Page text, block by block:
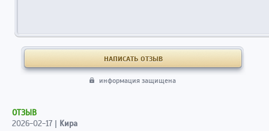
информация защищена
ОТЗЫВ
2026-02-17 | Kирa